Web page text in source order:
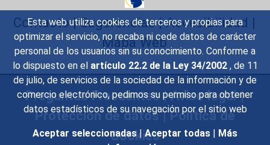
Esta web utiliza cookies de terceros y propias para
optimizar el servicio, no recaba ni cede datos de carácter
personal de los usuarios sin su conocimiento. Conforme a
lo dispuesto en el artículo 22.2 de la Ley 34/2002 , de 11
de julio, de servicios de la sociedad de la información y de
comercio electrónico, pedimos su permiso para obtener
datos estadísticos de su navegación por el sitio web
Aceptar seleccionadas | Aceptar todas | Más
Contacto|Sugerencias|Accesibilidad |
Mapa Web
Preguntas Frecuentes|Aviso legal|
Protección de datos|Política de
Cookies